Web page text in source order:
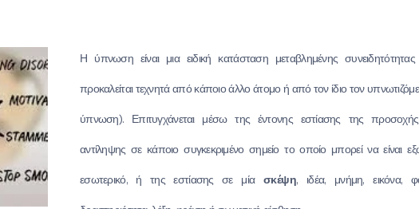
Η ύπνωση είναι μια ειδική κατάσταση μεταβλημένης
προκαλείται τεχνητά από κάποιο άλλο άτομο ή από τον ίδιο τον
ύπνωση). Επιτυγχάνεται μέσω της έντονης εστίασης της
αντίληψης σε κάποιο συγκεκριμένο σημείο το οποίο μπορεί να είναι
εσωτερικό, ή της εστίασης σε μία σκέψη, ιδέα, μνήμη, εικόνα,